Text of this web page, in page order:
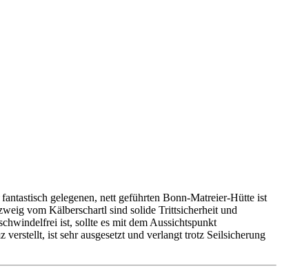
gelegenen, nett geführten Bonn-Matreier-Hütte ist
vom Kälberschartl sind solide Trittsicherheit und
ist, sollte es mit dem Aussichtspunkt
ist sehr ausgesetzt und verlangt trotz Seilsicherung